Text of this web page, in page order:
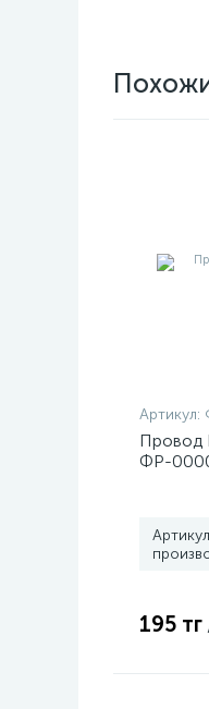
Артикул:
Провод
ФР-
Артикул
195 тг